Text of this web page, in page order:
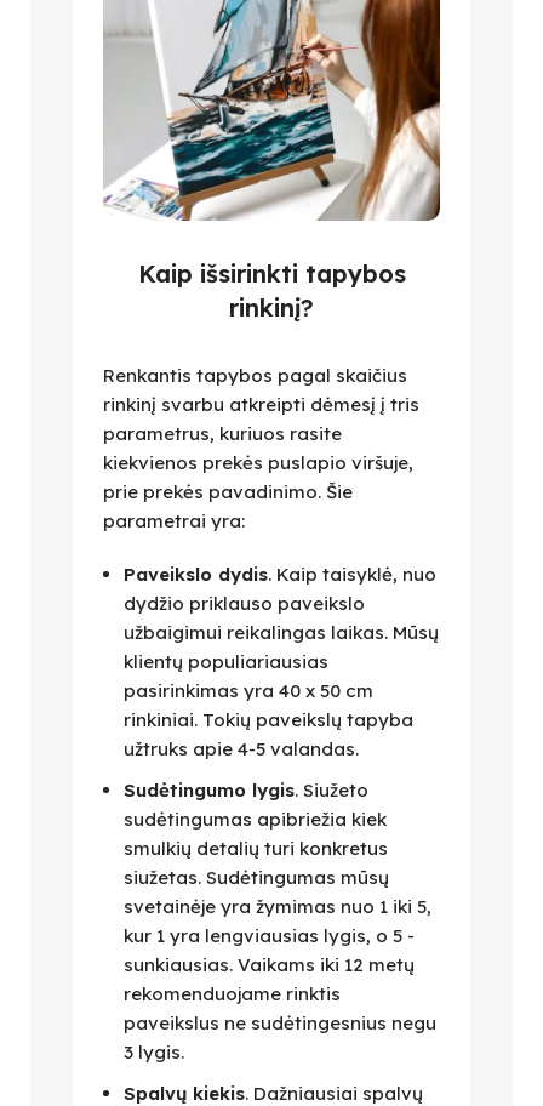
Kaip išsirinkti tapybos
rinkinį?
Renkantis tapybos pagal skaičius
rinkinį svarbu atkreipti dėmesį į tris
parametrus, kuriuos rasite
kiekvienos prekės puslapio viršuje,
prie prekės pavadinimo. Šie
parametrai yra:
Paveikslo dydis. Kaip taisyklė, nuo
dydžio priklauso paveikslo
užbaigimui reikalingas laikas. Mūsų
klientų populiariausias
pasirinkimas yra 40 x 50 cm
rinkiniai. Tokių paveikslų tapyba
užtruks apie 4-5 valandas.
Sudėtingumo lygis. Siužeto
sudėtingumas apibriežia kiek
smulkių detalių turi konkretus
siužetas. Sudėtingumas mūsų
svetainėje yra žymimas nuo 1 iki 5,
kur 1 yra lengviausias lygis, o 5 -
sunkiausias. Vaikams iki 12 metų
rekomenduojame rinktis
paveikslus ne sudėtingesnius negu
3 lygis.
Spalvų kiekis. Dažniausiai spalvų